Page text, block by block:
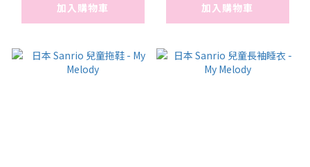
加入購物車
加入購物車